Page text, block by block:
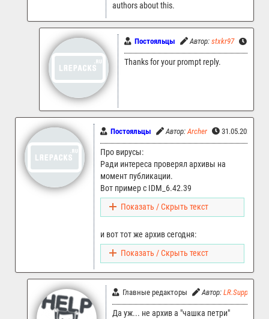
authors about this.
Постояльцы Автор: stxkr97
Thanks for your prompt reply.
Постояльцы Автор: Archer 31.05.2025
Про вирусы:
Ради интереса проверял архивы на
момент публикации.
Вот пример с IDM_6.42.39
Показать / Скрыть текст
и вот тот же архив сегодня:
Показать / Скрыть текст
Главные редакторы Автор: LR.Support
Да уж... не архив а "чашка петри"